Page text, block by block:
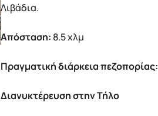
Λιβάδια.
Απόσταση: 8.5 χλμ
Πραγματική διάρκεια πεζοπορίας:
Διανυκτέρευση στην Τήλο